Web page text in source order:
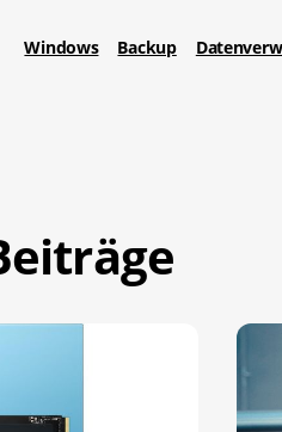
Windows Backup